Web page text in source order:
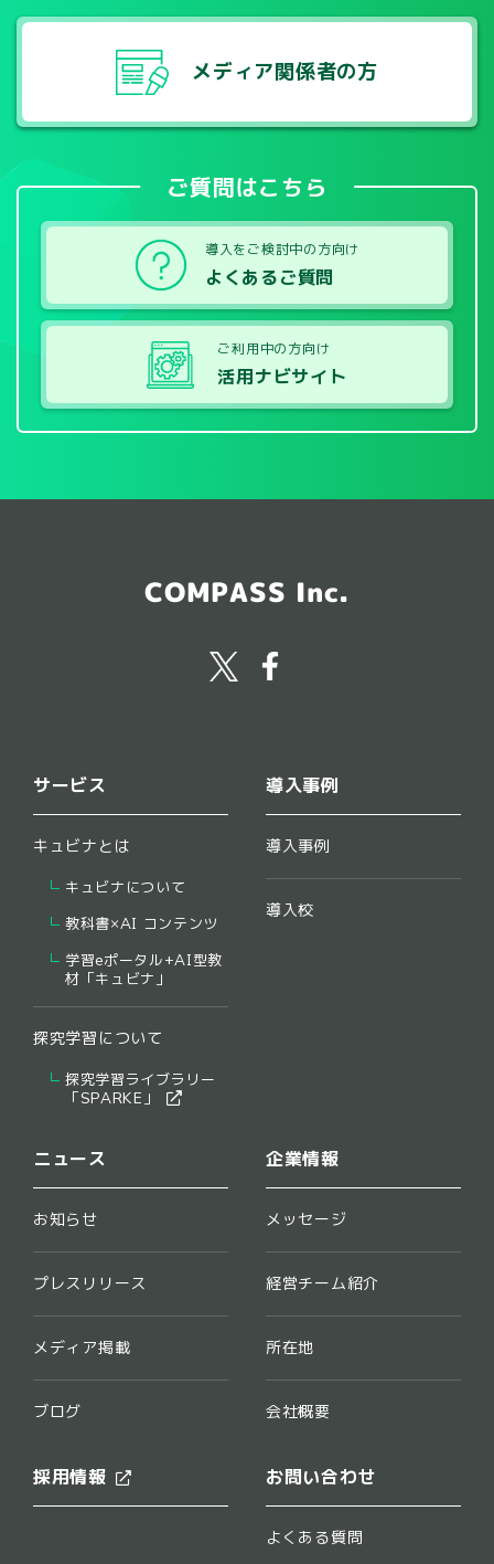
メディア関係者の方
ご質問はこちら
導入をご検討中の方向け
よくあるご質問
ご利用中の方向け
活用ナビサイト
COMPASS Inc.
サービス
キュビナとは
キュビナについて
教科書×AI コンテンツ
学習eポータル+AI型教
材「キュビナ」
探究学習について
探究学習ライブラリー
​「SPARKE」​
導入事例
導入事例
導入校
ニュース
お知らせ
プレスリリース
メディア掲載
ブログ
企業情報
メッセージ
経営チーム紹介
所在地
会社概要
採用情報 お問い合わせ
よくある質問